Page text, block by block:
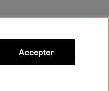
Accepter